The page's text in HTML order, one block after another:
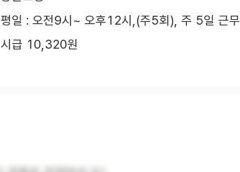
평일 : 오전9시~ 오후12시,(주5회), 주 5일 근무
시급 10,320원